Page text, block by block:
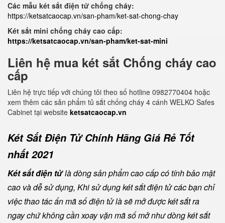
Các mẫu két sắt điện tử chống cháy:
https://ketsatcaocap.vn/san-pham/ket-sat-chong-chay
Két sắt mini chống cháy cao cấp:
https://ketsatcaocap.vn/san-pham/ket-sat-mini
Liên hệ mua két sắt Chống cháy cao
cấp
Liên hệ trực tiếp với chúng tôi theo số hotline 0982770404 hoặc
xem thêm các sản phẩm tủ sắt chống cháy 4 cánh WELKO Safes
Cabinet tại website ketsatcaocap.vn
Két Sắt Điện Tử Chính Hãng Giá Rẻ Tốt
nhất 2021
Két sắt điện tửlà dòng sản phẩm cao cấp có tính bảo mật
cao và dễ sử dụng, Khi sử dụng két sắt điện tử các bạn chỉ
việc thao tác ấn mã số điện tử là sẽ mở được két sắt ra
ngay chứ không cần xoay vặn mã số mở như dòng két sắt